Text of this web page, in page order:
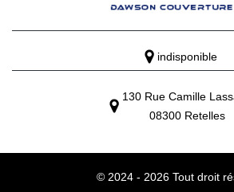
indisponible
130 Rue Camille
08300 Retelles
© 2024 - 2026 Tout droit